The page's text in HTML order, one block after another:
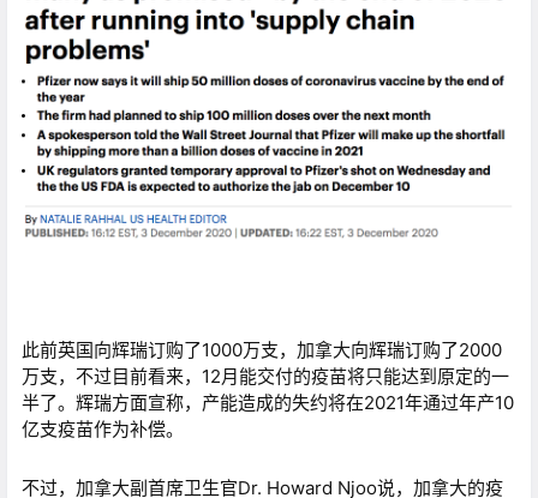
此前英国向辉瑞订购了1000万支，加拿大向辉瑞订购了2000
万支，不过目前看来，12月能交付的疫苗将只能达到原定的一
半了。辉瑞方面宣称，产能造成的失约将在2021年通过年产10
亿支疫苗作为补偿。
不过，加拿大副首席卫生官Dr. Howard Njoo说，加拿大的疫